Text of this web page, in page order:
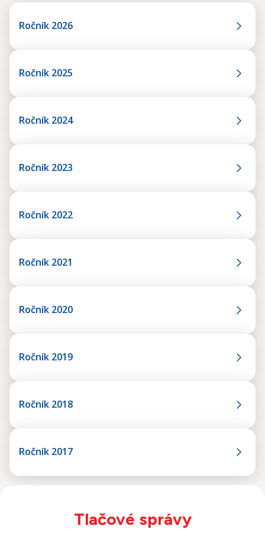
Ročník 2026
Ročník 2025
Ročník 2024
Ročník 2023
Ročník 2022
Ročník 2021
Ročník 2020
Ročník 2019
Ročník 2018
Ročník 2017
Tlačové správy